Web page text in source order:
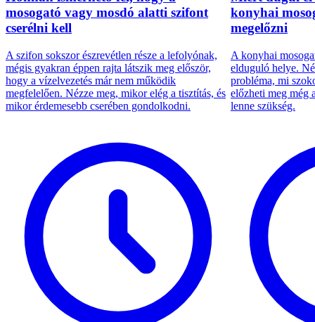
mosogató vagy mosdó alatti szifont
cserélni kell
A szifon sokszor észrevétlen része a lefolyónak,
mégis gyakran éppen rajta látszik meg először,
hogy a vízelvezetés már nem működik
megfelelően. Nézze meg, mikor elég a tisztítás, és
mikor érdemesebb cserében gondolkodni.
konyhai
megelőzni
A konyhai
elduguló helye.
probléma, mi
előzheti meg még
lenne szükség.